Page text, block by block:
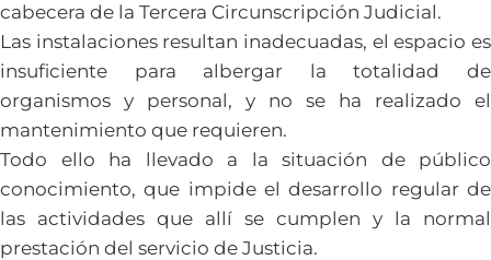
cabecera de la Tercera Circunscripción Judicial.
Las instalaciones resultan inadecuadas, el espacio es
insuficiente para albergar la totalidad de
organismos y personal, y no se ha realizado el
mantenimiento que requieren.
Todo ello ha llevado a la situación de público
conocimiento, que impide el desarrollo regular de
las actividades que allí se cumplen y la normal
prestación del servicio de Justicia.